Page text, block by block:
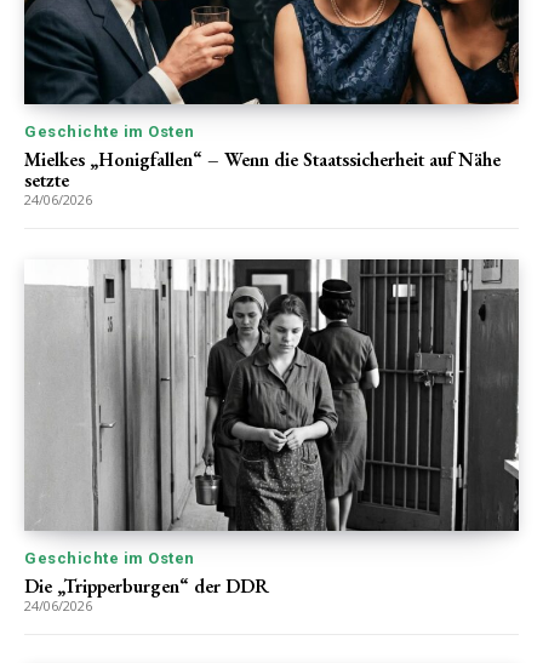
Geschichte im Osten
Mielkes „Honigfallen“ – Wenn die Staatssicherheit auf Nähe
setzte
24/06/2026
Geschichte im Osten
Die „Tripperburgen“ der DDR
24/06/2026